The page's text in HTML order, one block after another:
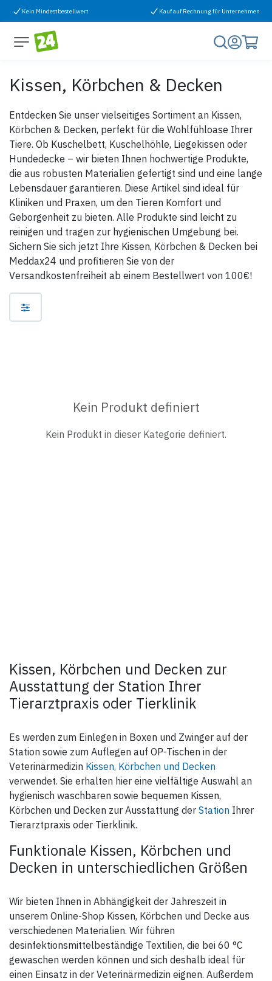
Zum Inhalt springen
Kein Mindestbestellwert Kauf auf Rechnung für Unternehmen
Kissen, Körbchen & Decken
Entdecken Sie unser vielseitiges Sortiment an Kissen,
Körbchen & Decken, perfekt für die Wohlfühloase Ihrer
Tiere. Ob Kuschelbett, Kuschelhöhle, Liegekissen oder
Hundedecke – wir bieten Ihnen hochwertige Produkte,
die aus robusten Materialien gefertigt sind und eine lange
Lebensdauer garantieren. Diese Artikel sind ideal für
Kliniken und Praxen, um den Tieren Komfort und
Geborgenheit zu bieten. Alle Produkte sind leicht zu
reinigen und tragen zur hygienischen Umgebung bei.
Sichern Sie sich jetzt Ihre Kissen, Körbchen & Decken bei
Meddax24 und profitieren Sie von der
Versandkostenfreiheit ab einem Bestellwert von 100€!
Kein Produkt definiert
Kein Produkt in dieser Kategorie definiert.
Kissen, Körbchen und Decken zur
Ausstattung der Station Ihrer
Tierarztpraxis oder Tierklinik
Es werden zum Einlegen in Boxen und Zwinger auf der
Station sowie zum Auflegen auf OP-Tischen in der
Veterinärmedizin Kissen, Körbchen und Decken
verwendet. Sie erhalten hier eine vielfältige Auswahl an
hygienisch waschbaren sowie bequemen Kissen,
Körbchen und Decken zur Ausstattung der Station Ihrer
Tierarztpraxis oder Tierklinik.
Funktionale Kissen, Körbchen und
Decken in unterschiedlichen Größen
Wir bieten Ihnen in Abhängigkeit der Jahreszeit in
unserem Online-Shop Kissen, Körbchen und Decke aus
verschiedenen Materialien. Wir führen
desinfektionsmittelbeständige Textilien, die bei 60 °C
gewaschen werden können und sich deshalb ideal für
einen Einsatz in der Veterinärmedizin eignen. Außerdem